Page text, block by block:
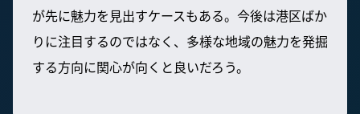
が先に魅力を見出すケースもある。今後は港区ばか
りに注目するのではなく、多様な地域の魅力を発掘
する方向に関心が向くと良いだろう。